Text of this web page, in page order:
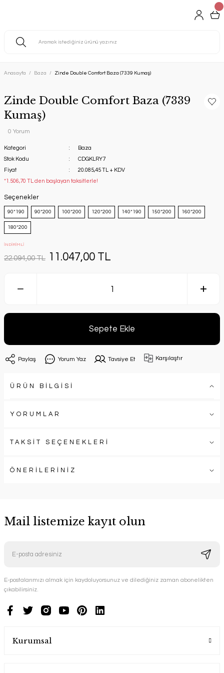
Anasayfa Baza Zinde Double Comfort Baza (7339 Kumaş)
Zinde Double Comfort Baza (7339
Kumaş)
0 Yorum
Kategori
Baza
Stok Kodu
CDGKLRY7
Fiyat
20.085,45 TL + KDV
*1.506,70 TL den başlayan taksitlerle!
Seçenekler
90*190 90*200 100*200 120*200 140*190 150*200 160*200
180*200
İNDİRİMLİ
22.094,00 TL 11.047,00 TL
Sepete Ekle
Paylaş Yorum Yaz Tavsiye Et Karşılaştır
ÜRÜN BİLGİSİ
YORUMLAR
TAKSİT SEÇENEKLERİ
ÖNERİLERİNİZ
Mail listemize kayıt olun
E-postalarımızı almak için kaydoluyorsunuz ve dilediğiniz zaman abonelikten
çıkabilirsiniz.
Kurumsal